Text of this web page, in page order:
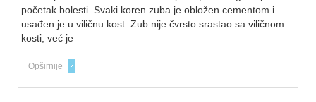
početak bolesti. Svaki koren zuba je obložen cementom i
usađen je u viličnu kost. Zub nije čvrsto srastao sa viličnom
kosti, već je
Opširnije